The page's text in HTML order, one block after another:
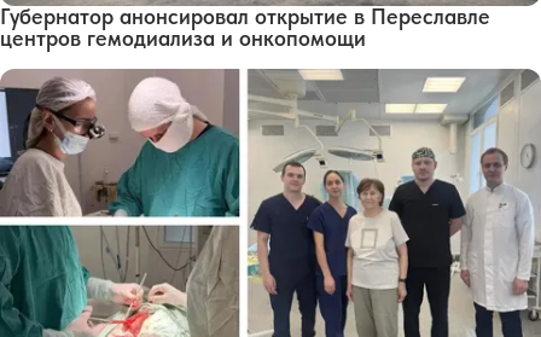
Губернатор анонсировал открытие в Переславле
центров гемодиализа и онкопомощи